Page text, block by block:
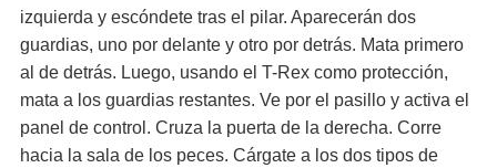
izquierda y escóndete tras el pilar. Aparecerán dos
guardias, uno por delante y otro por detrás. Mata primero
al de detrás. Luego, usando el T-Rex como protección,
mata a los guardias restantes. Ve por el pasillo y activa el
panel de control. Cruza la puerta de la derecha. Corre
hacia la sala de los peces. Cárgate a los dos tipos de